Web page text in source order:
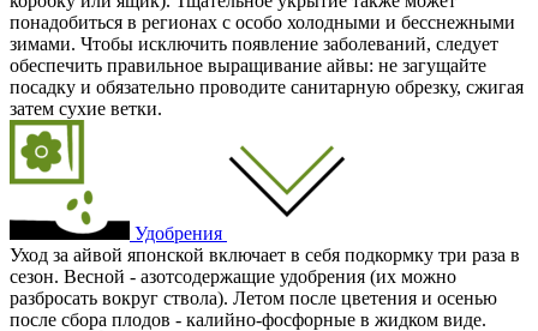
понадобиться в регионах с особо холодными и бесснежными
зимами. Чтобы исключить появление заболеваний, следует
обеспечить правильное выращивание айвы: не загущайте
посадку и обязательно проводите санитарную обрезку, сжигая
затем сухие ветки.
Удобрения
Уход за айвой японской включает в себя подкормку три раза в
сезон. Весной - азотсодержащие удобрения (их можно
разбросать вокруг ствола). Летом после цветения и осенью
после сбора плодов - калийно-фосфорные в жидком виде.